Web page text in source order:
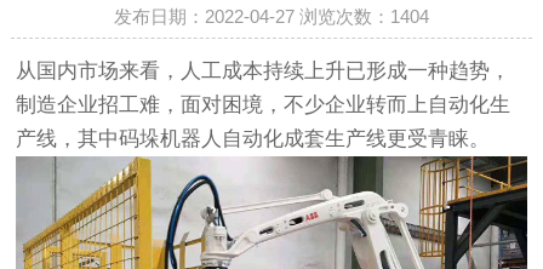
发布日期：2022-04-27 浏览次数： 1404
从国内市场来看，人工成本持续上升已形成一种趋势，
制造企业招工难，面对困境，不少企业转而上自动化生
产线，其中码垛机器人自动化成套生产线更受青睐。